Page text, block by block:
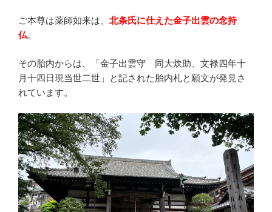
ご本尊は薬師如来は、 北条氏に仕えた金子出雲の念持
仏。
その胎内からは、「金子出雲守 同大炊助、文禄四年十
月十四日現当世二世」と記された胎内札と願文が発見さ
れています。